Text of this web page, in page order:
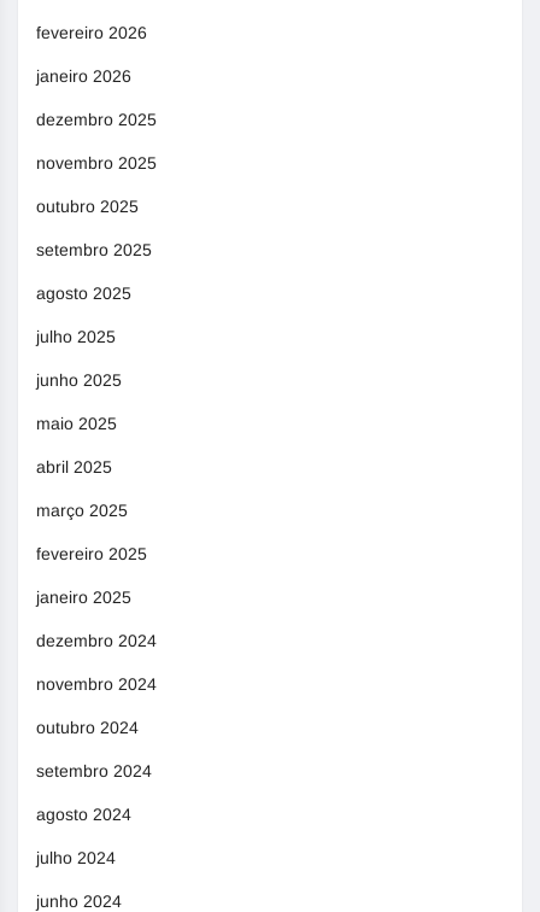
fevereiro 2026
janeiro 2026
dezembro 2025
novembro 2025
outubro 2025
setembro 2025
agosto 2025
julho 2025
junho 2025
maio 2025
abril 2025
março 2025
fevereiro 2025
janeiro 2025
dezembro 2024
novembro 2024
outubro 2024
setembro 2024
agosto 2024
julho 2024
junho 2024